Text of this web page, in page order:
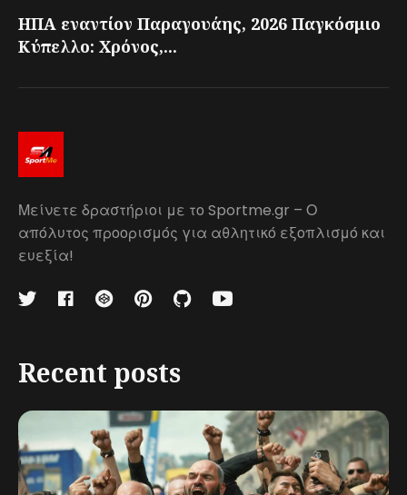
ΗΠΑ εναντίον Παραγουάης, 2026 Παγκόσμιο
Κύπελλο: Χρόνος,...
Μείνετε δραστήριοι με το Sportme.gr – Ο
απόλυτος προορισμός για αθλητικό εξοπλισμό και
ευεξία!
Recent posts